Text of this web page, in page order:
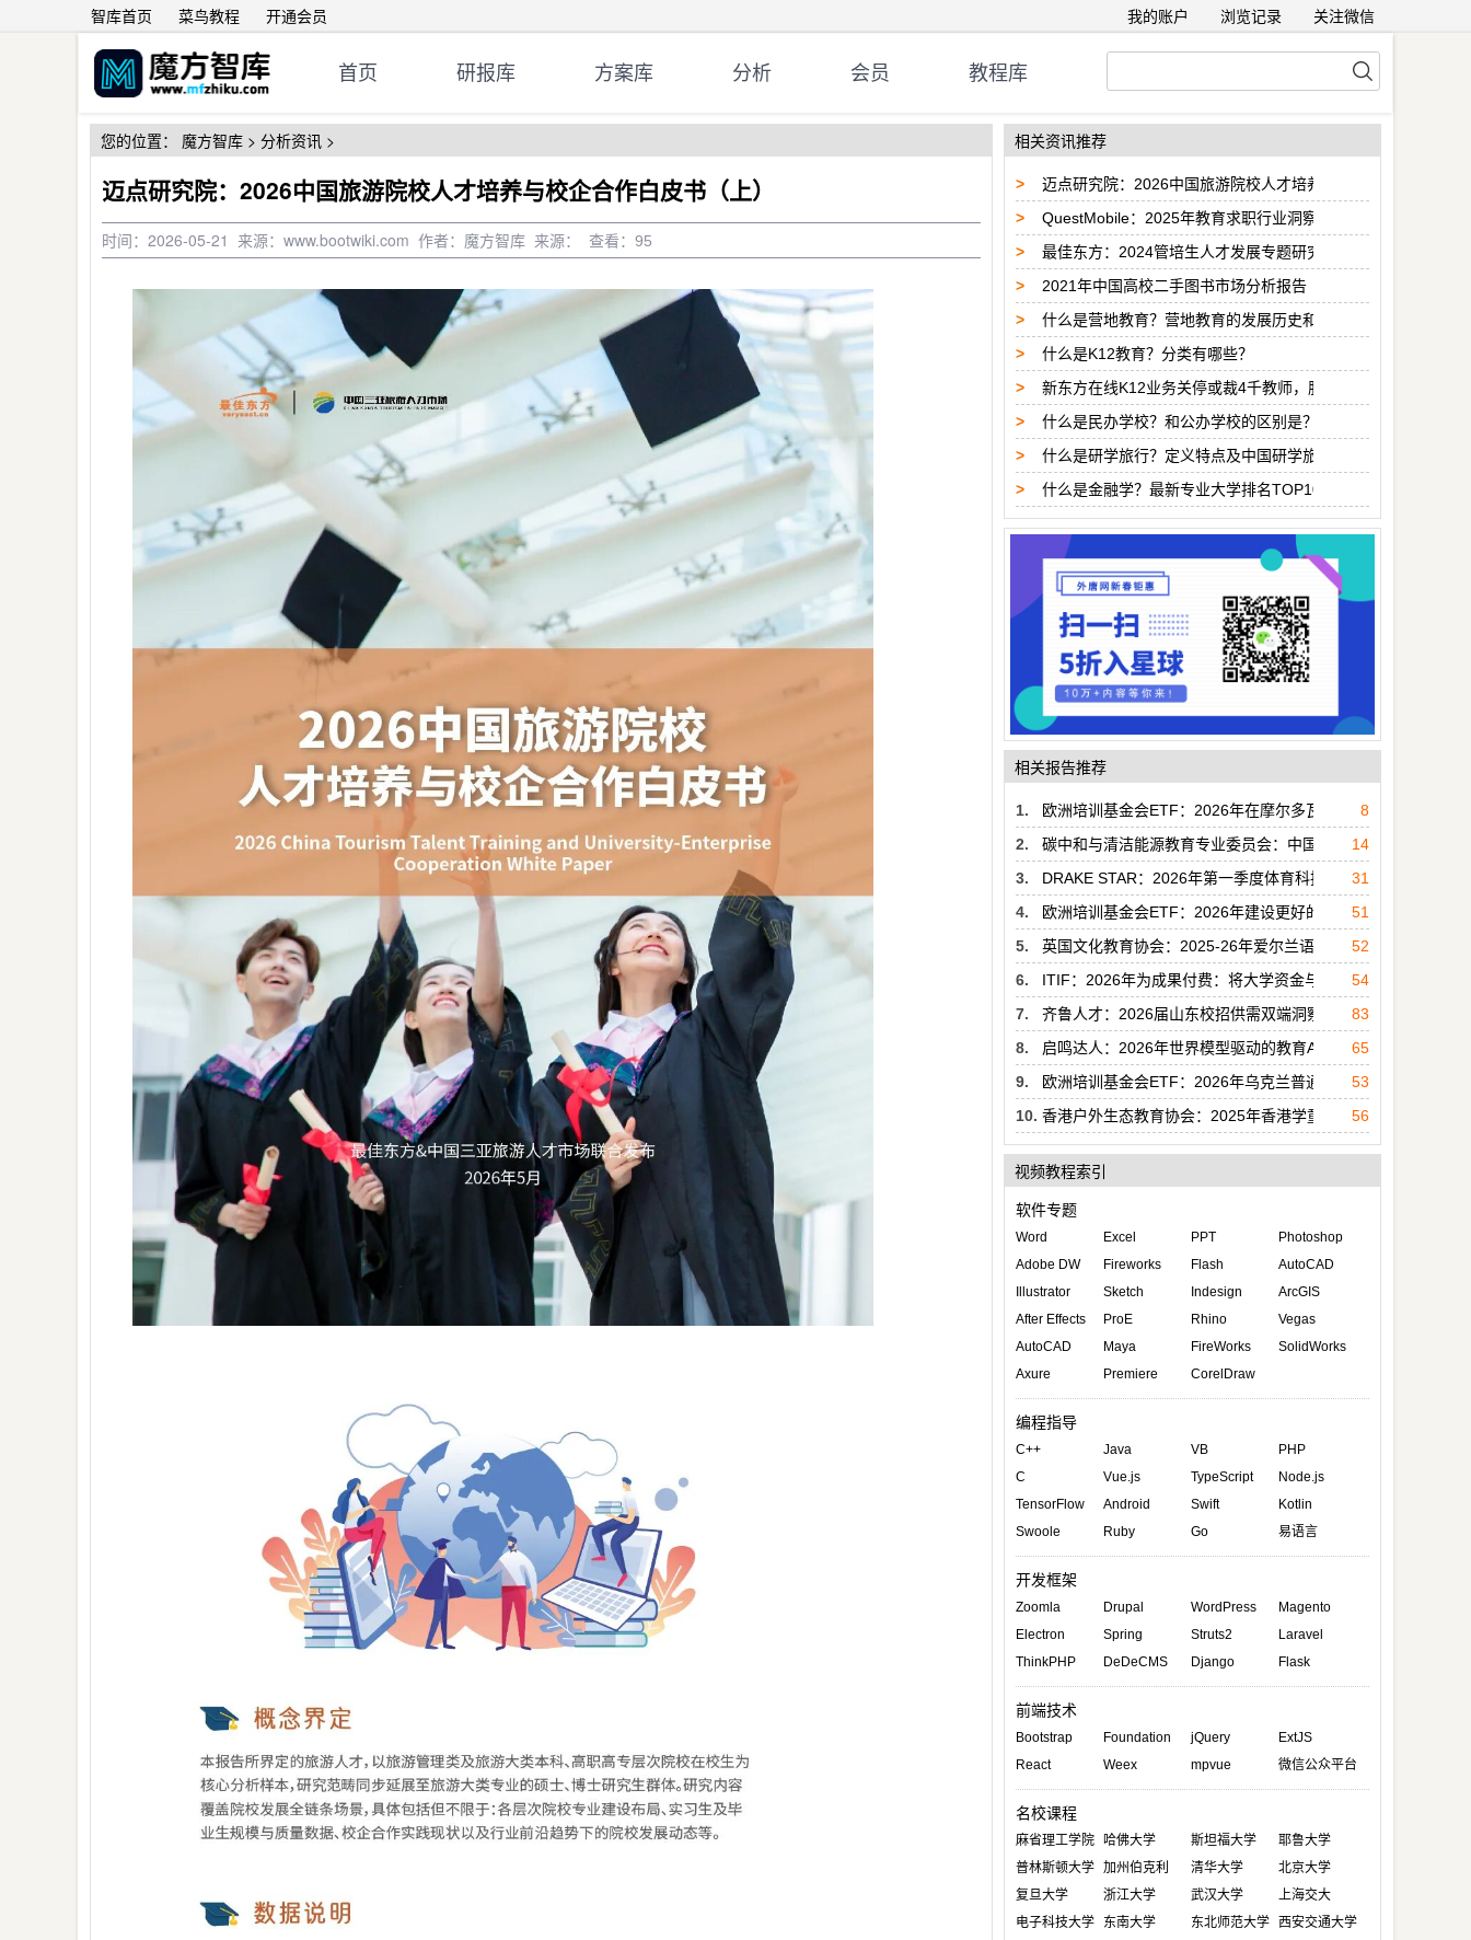
智库首页 菜鸟教程 开通会员 我的账户 浏览记录 关注微信
首页 研报库 方案库 分析 会员 教程库
您的位置： 魔方智库 > 分析资讯 >
迈点研究院：2026中国旅游院校人才培养与校企合作白皮书（上）
时间：2026-05-21 来源：www.bootwiki.com 作者：魔方智库 来源： 查看： 95
相关资讯推荐
>
迈点研究院：2026中国旅游院校人才培养与校企合作白皮书（
>
QuestMobile：2025年教育求职行业洞察报告
>
最佳东方：2024管培生人才发展专题研究报告
>
2021年中国高校二手图书市场分析报告
>
什么是营地教育？营地教育的发展历史和特征介绍
>
什么是K12教育？分类有哪些？
>
新东方在线K12业务关停或裁4千教师，股价暴跌14.57%
>
什么是民办学校？和公办学校的区别是？
>
什么是研学旅行？定义特点及中国研学旅行行业发展历程分析
>
什么是金融学？最新专业大学排名TOP10一览
相关报告推荐
1. 欧洲培训基金会ETF：2026年在摩尔多瓦实现气候雄心与劳动
8
2.
碳中和与清洁能源教育专业委员会：中国绿色双碳人才需求与
14
3.
DRAKE STAR：2026年第一季度体育科技报告31
4.
欧洲培训基金会ETF：2026年建设更好的学校网络-来自亚美
51
5.
英国文化教育协会：2025-26年爱尔兰语言趋势报告（英文版）
52
6.
ITIF：2026年为成果付费：将大学资金与商业成果挂钩报告（
54
7.
齐鲁人才：2026届山东校招供需双端洞察报告83
8.
启鸣达人：2026年世界模型驱动的教育AGI白皮书
65
9.
欧洲培训基金会ETF：2026年乌克兰普通中等学校教师数字能
53
10. 香港户外生态教育协会：2025年香港学童自然连结感及学校户
56
视频教程索引
软件专题
Word Excel PPT
Photoshop
Adobe DW
Fireworks Flash
AutoCAD
Illustrator
Sketch Indesign
ArcGIS
After Effects
ProE Rhino
Vegas
AutoCAD
Maya FireWorks
SolidWorks
Axure
Premiere CorelDraw
编程指导
C++ Java VB
PHP
C
Vue.js TypeScript
Node.js
TensorFlow
Android Swift
Kotlin
Swoole
Ruby Go 易语言
开发框架
Zoomla Drupal WordPress
Magento
Electron
Spring Struts2
Laravel
ThinkPHP
DeDeCMS Django Flask
前端技术
Bootstrap Foundation jQuery
ExtJS
React
Weex mpvue 微信公众平台
名校课程
麻省理工学院 哈佛大学 斯坦福大学
耶鲁大学
普林斯顿大学 加州伯克利 清华大学
北京大学
复旦大学
浙江大学 武汉大学
上海交大
电子科技大学
东南大学 东北师范大学
西安交通大学